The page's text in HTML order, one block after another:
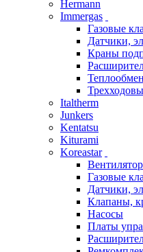
Hermann
Immergas
Газовые
Датчики,
Краны
Italtherm
Junkers
Kentatsu
Kiturami
Koreastar
Газовые
Датчики,
Клапаны,
Насосы
Платы